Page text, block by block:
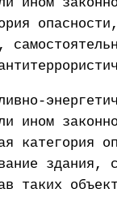
ином
категория
здания,
таких